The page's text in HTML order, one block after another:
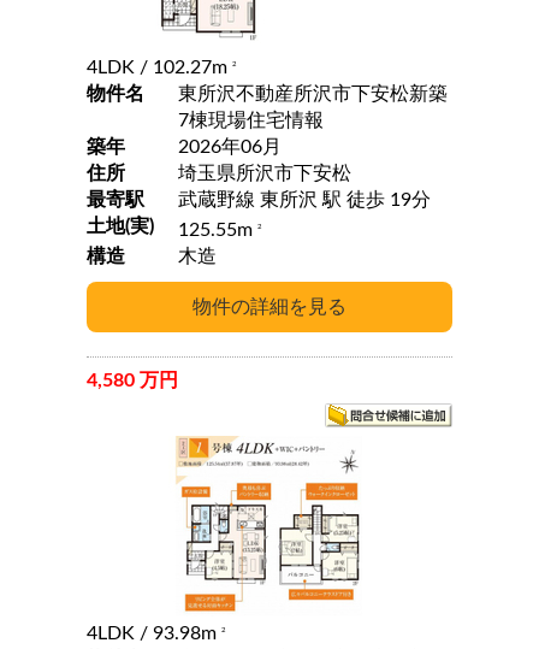
4LDK / 102.27m 2
物件名
東所沢不動産所沢市下安松新築
7棟現場住宅情報
築年
2026年06月
住所
埼玉県所沢市下安松
最寄駅
武蔵野線 東所沢 駅 徒歩 19分
土地(実)
125.55m 2
構造 木造
4,580 万円
4LDK / 93.98m 2